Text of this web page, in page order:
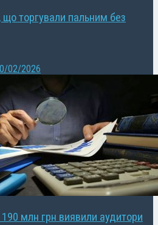
торгували пальним без
02/2026
млн грн виявили аудитори